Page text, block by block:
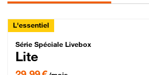
L'essentiel
Série Spéciale Livebox
Série Spéciale Livebox
Lite